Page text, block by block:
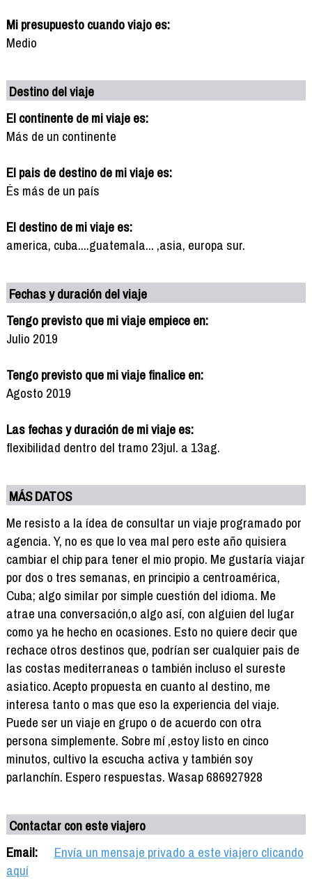
Mi presupuesto cuando viajo es:
Medio
Destino del viaje
El continente de mi viaje es:
Más de un continente
El pais de destino de mi viaje es:
És más de un país
El destino de mi viaje es:
america, cuba....guatemala... ,asia, europa sur.
Fechas y duración del viaje
Tengo previsto que mi viaje empiece en:
Julio 2019
Tengo previsto que mi viaje finalice en:
Agosto 2019
Las fechas y duración de mi viaje es:
flexibilidad dentro del tramo 23jul. a 13ag.
MÁS DATOS
Me resisto a la ídea de consultar un viaje programado por
agencia. Y, no es que lo vea mal pero este año quisiera
cambiar el chip para tener el mio propio. Me gustaría viajar
por dos o tres semanas, en principio a centroamérica,
Cuba; algo similar por simple cuestión del idioma. Me
atrae una conversación,o algo así, con alguien del lugar
como ya he hecho en ocasiones. Esto no quiere decir que
rechace otros destinos que, podrían ser cualquier pais de
las costas mediterraneas o también incluso el sureste
asiatico. Acepto propuesta en cuanto al destino, me
interesa tanto o mas que eso la experiencia del viaje.
Puede ser un viaje en grupo o de acuerdo con otra
persona simplemente. Sobre mí ,estoy listo en cinco
minutos, cultivo la escucha activa y también soy
parlanchín. Espero respuestas. Wasap 686927928
Contactar con este viajero
Email:
Envía un mensaje privado a este viajero clicando
aquí